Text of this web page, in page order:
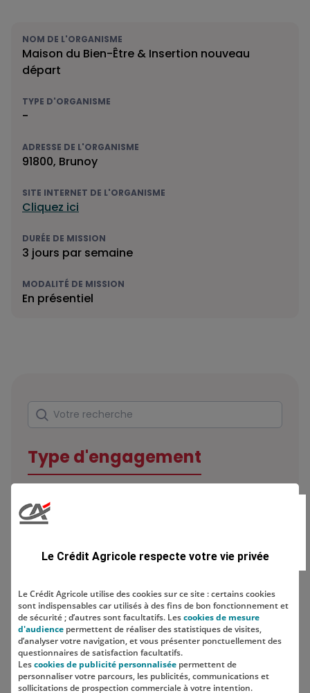
NOM DE L'ORGANISME
Maison du Bien-Être & Insertion nouveau
départ
TYPE D'ORGANISME
-
ADRESSE DE L'ORGANISME
91800, Brunoy
SITE INTERNET DE L'ORGANISME
Cliquez ici
DURÉE DE MISSION
3 jours par semaine
MODALITÉ DE MISSION
En présentiel
Rechercher
Votre recherche
Type d'engagement
Localisation
Le Crédit Agricole respecte votre vie privée
Le Crédit Agricole utilise des cookies sur ce site : certains cookies
sont indispensables car utilisés à des fins de bon fonctionnement et
de sécurité ; d’autres sont facultatifs. Lescookies de mesure
d'audience permettent de réaliser des statistiques de visites,
d’analyser votre navigation, et vous présenter ponctuellement des
questionnaires de satisfaction facultatifs.
Lescookies de publicité personnalisée permettent de
personnaliser votre parcours, les publicités, communications et
sollicitations de prospection commerciale à votre intention.